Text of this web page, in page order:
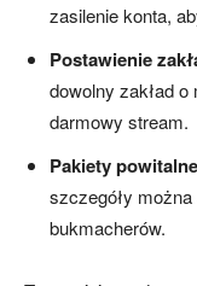
zasilenie konta,
Postawienie
dowolny zakład
darmowy stream.
Pakiety powitalne
szczegóły
bukmacherów.